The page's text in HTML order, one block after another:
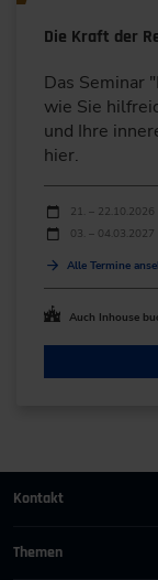
Die Kraft der
Das Seminar
wie Sie
und Ihre
hier.
Durchführungen
Veranstaltungsdatum
21. – 22.10.2026
03. – 04.03.2027
Alle Termine
Auch Inhouse
Kontakt
+49 (0)2116214-201
Themen